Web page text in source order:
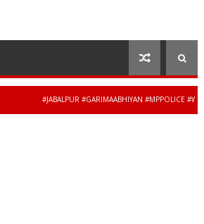
#JABALPUR #GARIMAABHIYAN #MPPOLICE